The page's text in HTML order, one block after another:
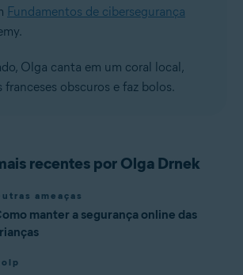
Fundamentos de cibersegurança
Olga canta em um coral local,
franceses obscuros e faz bolos.
recentes por Olga Drnek
ameaças
manter a segurança online das